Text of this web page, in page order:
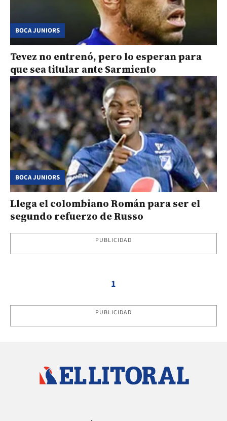
BOCA JUNIORS
Tevez no entrenó, pero lo esperan para
que sea titular ante Sarmiento
BOCA JUNIORS
Llega el colombiano Román para ser el
segundo refuerzo de Russo
PUBLICIDAD
1
PUBLICIDAD